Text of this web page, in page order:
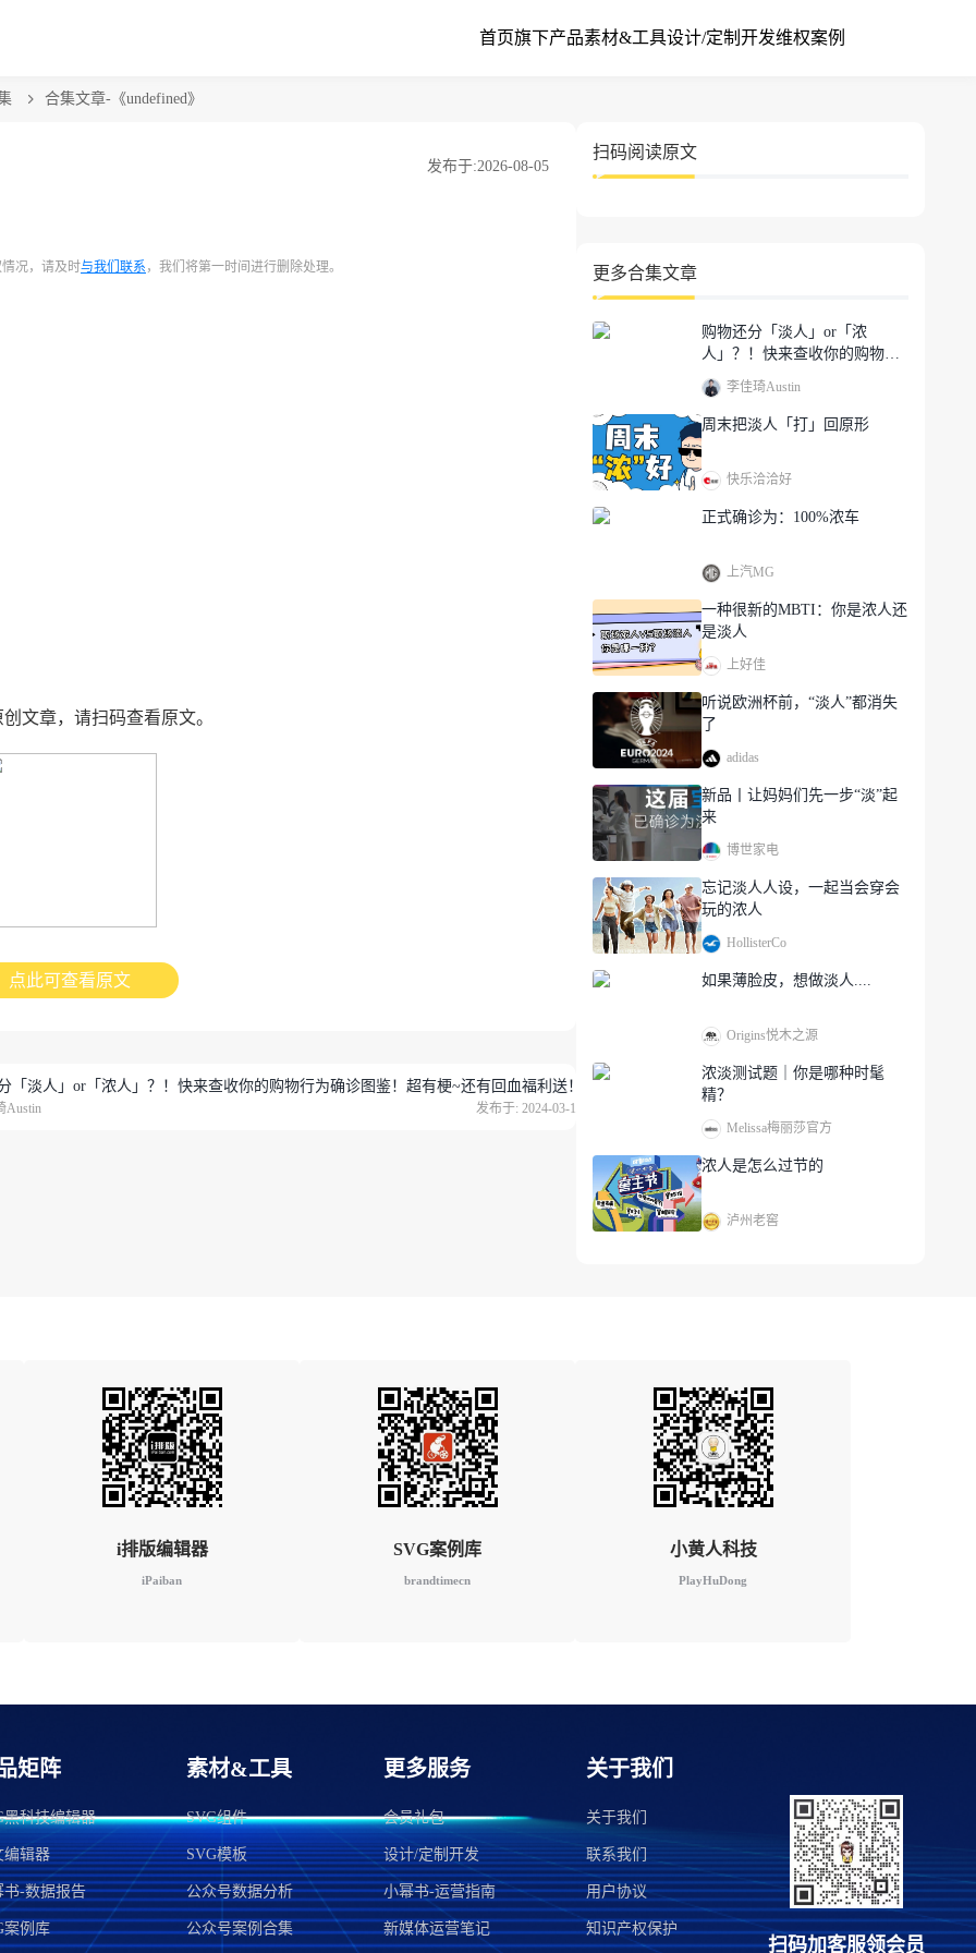
首页旗下产品素材&工具设计/定制开发维权案例
合集文章-《undefined》
发布于:2026-08-05
况，请及时与我们联系 ，我们将第一时间进行删除处理。
创文章，请扫码查看原文。
点此可查看原文
「淡人」or「浓人」？！快来查收你的购物行为确诊图鉴！超有梗~还有回血福利送！
Austin 发布于: 2024-03-15
扫码阅读原文
更多合集文章
购物还分「淡人」or「浓
人」？！快来查收你的购物行
为确诊图鉴！超有梗~还有回血
福利送！
李佳琦Austin
周末把淡人「打」回原形
快乐洽洽好
正式确诊为：100%浓车
上汽MG
一种很新的MBTI：你是浓人还
是淡人
上好佳
听说欧洲杯前，“淡人”都消失
了
adidas
新品丨让妈妈们先一步“淡”起
来
博世家电
忘记淡人人设，一起当会穿会
玩的浓人
HollisterCo
如果薄脸皮，想做淡人....
Origins悦木之源
浓淡测试题｜你是哪种时髦
精？
Melissa梅丽莎官方
浓人是怎么过节的
泸州老窖
i排版编辑器
iPaiban
SVG案例库
brandtimecn
小黄人科技
PlayHuDong
矩阵
黑科技编辑器
编辑器
书-数据报告
案例库
素材&工具
SVG组件
SVG模板
公众号数据分析
公众号案例合集
更多服务
会员礼包
设计/定制开发
小幂书-运营指南
新媒体运营笔记
关于我们
关于我们
联系我们
用户协议
知识产权保护
扫码加客服领会员